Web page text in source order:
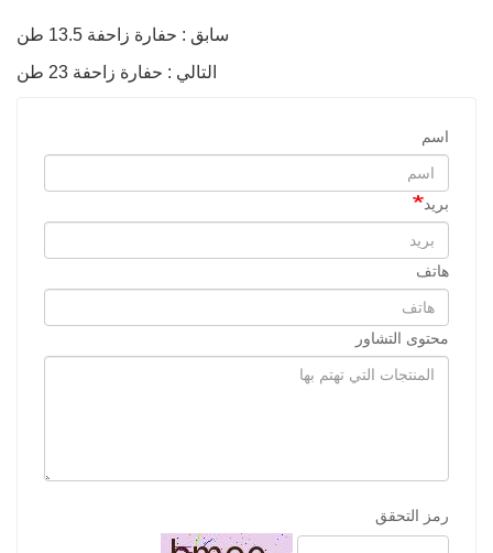
سابق : حفارة زاحفة 13.5 طن
التالي : حفارة زاحفة 23 طن
اسم
بريد
هاتف
محتوى التشاور
رمز التحقق